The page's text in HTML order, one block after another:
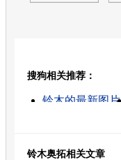
搜狗相关推荐：
铃木的最新图片
铃木奥拓相关文章